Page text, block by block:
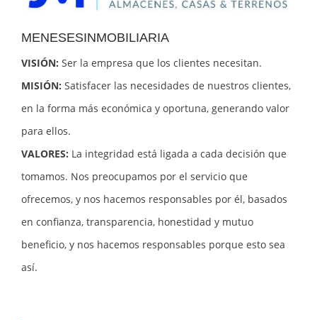
MENESESINMOBILIARIA
VISIÓN: Ser la empresa que los clientes necesitan.
MISIÓN: Satisfacer las necesidades de nuestros clientes,
en la forma más económica y oportuna, generando valor
para ellos.
VALORES: La integridad está ligada a cada decisión que
tomamos. Nos preocupamos por el servicio que
ofrecemos, y nos hacemos responsables por él, basados
en confianza, transparencia, honestidad y mutuo
beneficio, y nos hacemos responsables porque esto sea
así.